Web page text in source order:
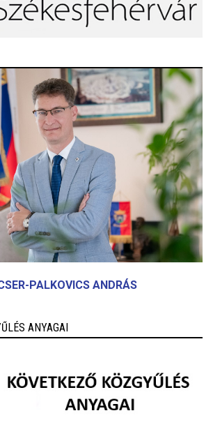
PALKOVICS ANDRÁS
ANYAGAI